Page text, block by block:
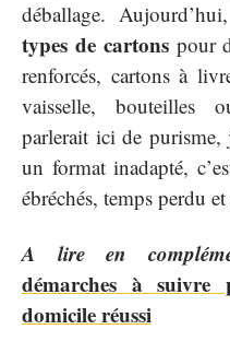
déballage.
types de cartonspour
renforcés, cartons à
vaisselle, bouteilles
parlerait ici de purisme,
un format inadapté,
ébréchés, temps perdu
A lire en
démarches à suivre
domicile réussi